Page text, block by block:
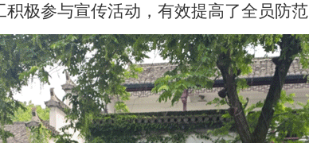
极参与宣传活动，有效提高了全员防范